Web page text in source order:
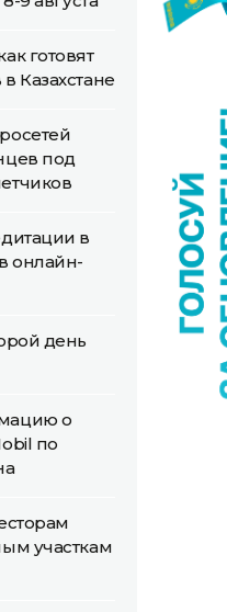
готовят
Казахстане
под
в
онлайн-
день
о
по
участкам